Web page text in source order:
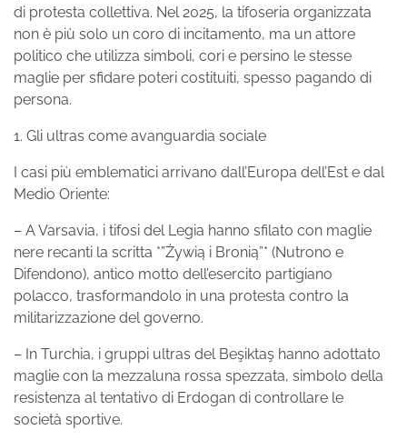
di protesta collettiva. Nel 2025, la tifoseria organizzata
non è più solo un coro di incitamento, ma un attore
politico che utilizza simboli, cori e persino le stesse
maglie per sfidare poteri costituiti, spesso pagando di
persona.
1. Gli ultras come avanguardia sociale
I casi più emblematici arrivano dall’Europa dell’Est e dal
Medio Oriente:
– A Varsavia, i tifosi del Legia hanno sfilato con maglie
nere recanti la scritta *”Żywią i Bronią”* (Nutrono e
Difendono), antico motto dell’esercito partigiano
polacco, trasformandolo in una protesta contro la
militarizzazione del governo.
– In Turchia, i gruppi ultras del Beşiktaş hanno adottato
maglie con la mezzaluna rossa spezzata, simbolo della
resistenza al tentativo di Erdogan di controllare le
società sportive.